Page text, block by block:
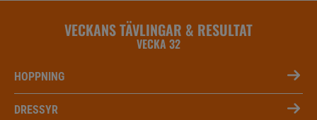
VECKANS TÄVLINGAR & RESULTAT
VECKA 32
HOPPNING
DRESSYR